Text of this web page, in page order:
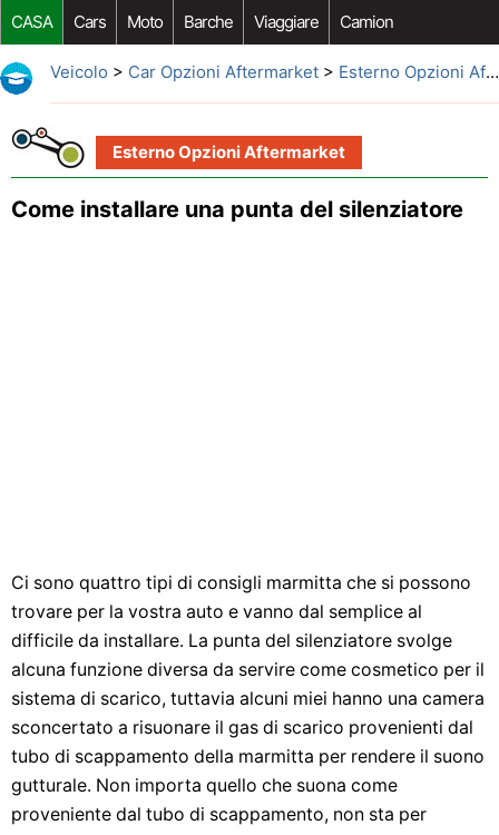
CASA Cars Moto Barche Viaggiare Camion
Riparazione Auto Acquisto Auto Car Opzioni Aftermarket
Veicolo > Car Opzioni Aftermarket> Esterno Opzioni Aftermarket
Esterno Opzioni Aftermarket
Come installare una punta del silenziatore
Ci sono quattro tipi di consigli marmitta che si possono
trovare per la vostra auto e vanno dal semplice al
difficile da installare. La punta del silenziatore svolge
alcuna funzione diversa da servire come cosmetico per il
sistema di scarico, tuttavia alcuni miei hanno una camera
sconcertato a risuonare il gas di scarico provenienti dal
tubo di scappamento della marmitta per rendere il suono
gutturale. Non importa quello che suona come
proveniente dal tubo di scappamento, non sta per